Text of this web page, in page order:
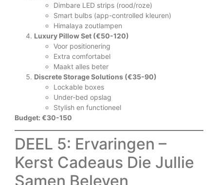
Dimbare LED strips (rood/roze)
Smart bulbs (app-controlled kleuren)
Himalaya zoutlampen
Luxury Pillow Set (€50-120)
Voor positionering
Extra comfortabel
Maakt alles beter
Discrete Storage Solutions (€35-90)
Lockable boxes
Under-bed opslag
Stylish en functioneel
Budget: €30-150
DEEL 5: Ervaringen –
Kerst Cadeaus Die Jullie
Samen Beleven